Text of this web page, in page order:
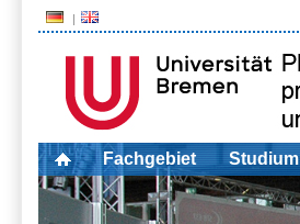
Fachgebiet Studium